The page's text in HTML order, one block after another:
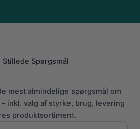
Stillede Spørgsmål
mest almindelige spørgsmål om
– inkl. valg af styrke, brug, levering
produktsortiment.